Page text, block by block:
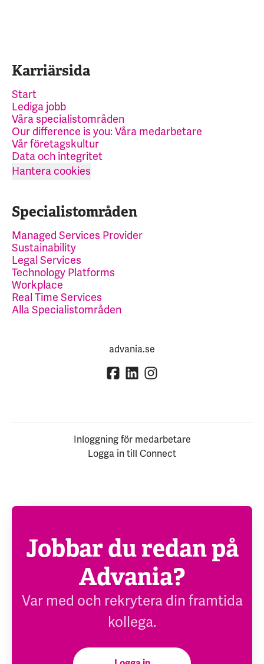
Karriärsida
Start
Lediga jobb
Våra specialistområden
Our difference is you: Våra medarbetare
Vår företagskultur
Data och integritet
Hantera cookies
Specialistområden
Managed Services Provider
Sustainability
Legal Services
Technology Platforms
Workplace
Real Time Services
Alla Specialistområden
advania.se
Inloggning för medarbetare
Logga in till Connect
Jobbar du redan på
Advania?
Var med och rekrytera din framtida
kollega.